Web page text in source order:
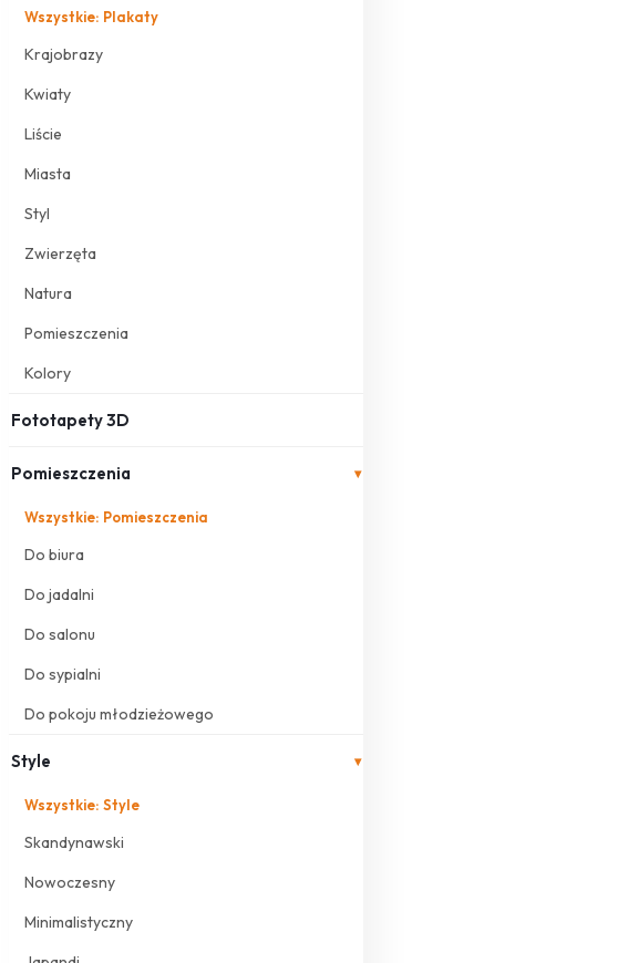
Wszystkie: Plakaty
Krajobrazy
Kwiaty
Liście
Miasta
Styl
Zwierzęta
Natura
Pomieszczenia
Kolory
Fototapety 3D
Pomieszczenia ▾
Wszystkie: Pomieszczenia
Do biura
Do jadalni
Do salonu
Do sypialni
Do pokoju młodzieżowego
Style ▾
Wszystkie: Style
Skandynawski
Nowoczesny
Minimalistyczny